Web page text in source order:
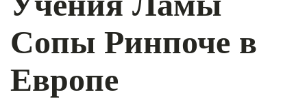
Сопы Ринпоче в
Европе